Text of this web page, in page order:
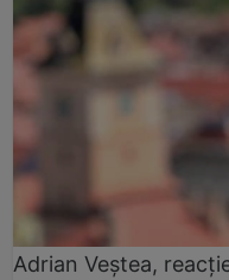
Adrian Veștea,